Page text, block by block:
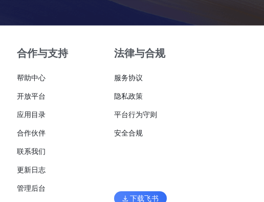
合作与支持
帮助中心
开放平台
应用目录
合作伙伴
联系我们
更新日志
管理后台
法律与合规
服务协议
隐私政策
平台行为守则
安全合规
下载飞书